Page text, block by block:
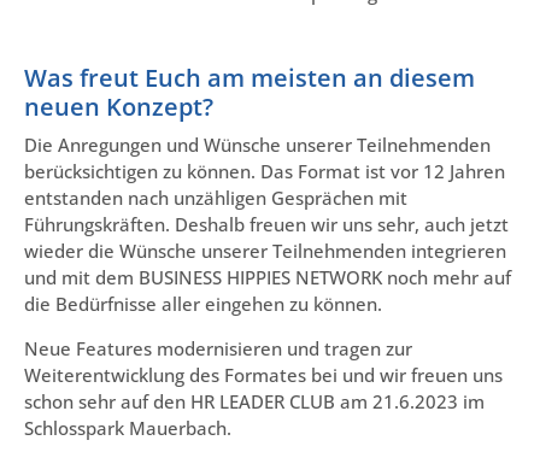
Was freut Euch am meisten an diesem
neuen Konzept?
Die Anregungen und Wünsche unserer Teilnehmenden
berücksichtigen zu können. Das Format ist vor 12 Jahren
entstanden nach unzähligen Gesprächen mit
Führungskräften. Deshalb freuen wir uns sehr, auch jetzt
wieder die Wünsche unserer Teilnehmenden integrieren
und mit dem BUSINESS HIPPIES NETWORK noch mehr auf
die Bedürfnisse aller eingehen zu können.
Neue Features modernisieren und tragen zur
Weiterentwicklung des Formates bei und wir freuen uns
schon sehr auf den HR LEADER CLUB am 21.6.2023 im
Schlosspark Mauerbach.